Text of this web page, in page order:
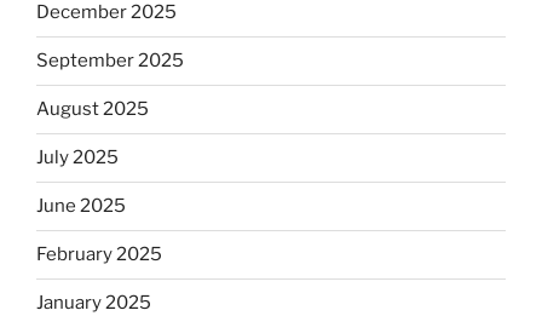
December 2025
September 2025
August 2025
July 2025
June 2025
February 2025
January 2025